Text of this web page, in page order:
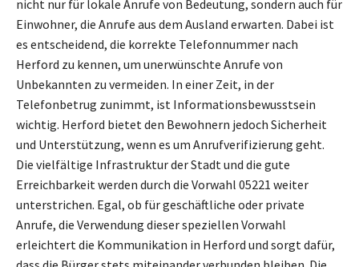
nicht nur für lokale Anrufe von Bedeutung, sondern auch für
Einwohner, die Anrufe aus dem Ausland erwarten. Dabei ist
es entscheidend, die korrekte Telefonnummer nach
Herford zu kennen, um unerwünschte Anrufe von
Unbekannten zu vermeiden. In einer Zeit, in der
Telefonbetrug zunimmt, ist Informationsbewusstsein
wichtig. Herford bietet den Bewohnern jedoch Sicherheit
und Unterstützung, wenn es um Anrufverifizierung geht.
Die vielfältige Infrastruktur der Stadt und die gute
Erreichbarkeit werden durch die Vorwahl 05221 weiter
unterstrichen. Egal, ob für geschäftliche oder private
Anrufe, die Verwendung dieser speziellen Vorwahl
erleichtert die Kommunikation in Herford und sorgt dafür,